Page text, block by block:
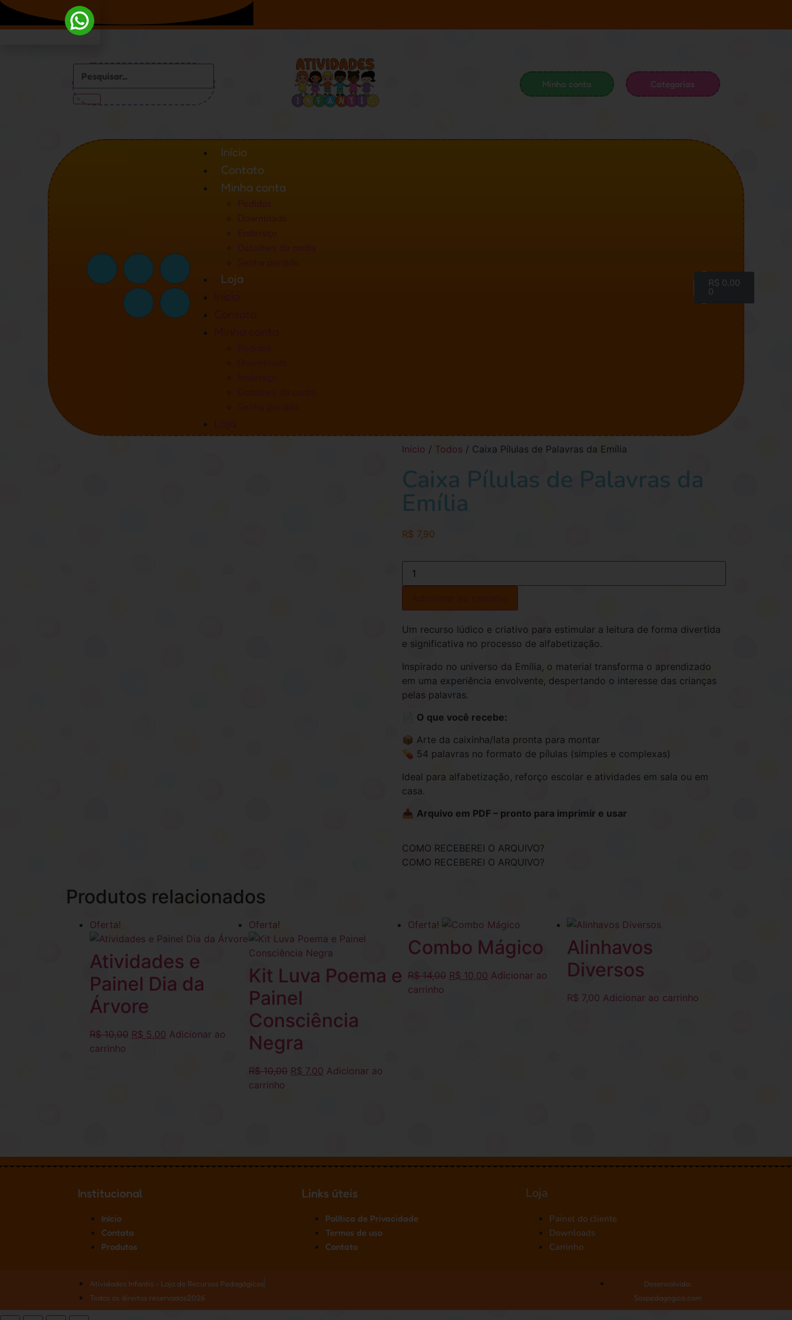
Minha conta Categorias
Início
Contato
Minha conta
Loja
R$ 0,00
0
Início / Todos / Caixa Pílulas de Palavras da Emília
Caixa Pílulas de Palavras da
Emília
R$ 7,90
Um recurso lúdico e criativo para estimular a leitura de forma divertida
e significativa no processo de alfabetização.
Inspirado no universo da Emília, o material transforma o aprendizado
em uma experiência envolvente, despertando o interesse das crianças
pelas palavras.
📄 O que você recebe:
📦 Arte da caixinha/lata pronta para montar
💊 54 palavras no formato de pílulas (simples e complexas)
Ideal para alfabetização, reforço escolar e atividades em sala ou em
casa.
📥 Arquivo em PDF – pronto para imprimir e usar
COMO RECEBEREI O ARQUIVO?
COMO RECEBEREI O ARQUIVO?
Produtos relacionados
Oferta!
Atividades e
Painel Dia da
Árvore
R$10,00 R$ 5,00 Adicionar ao
carrinho
Oferta!
Kit Luva Poema e
Painel
Consciência
Negra
R$10,00 R$ 7,00 Adicionar ao
carrinho
Oferta!
Combo Mágico
R$14,00 R$ 10,00 Adicionar ao
carrinho
Alinhavos
Diversos
R$ 7,00 Adicionar ao carrinho
Institucional
Início
Contato
Produtos
Links úteis
Política de Privacidade
Termos de uso
Contato
Loja
Painel do cliente
Downloads
Carrinho
Atividades Infantis - Loja de Recursos Pedagógicos
Todos os direitos reservados2026
Desenvolvido:
Sospedagogico.com